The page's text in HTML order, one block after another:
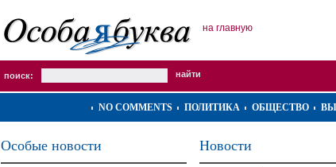
на главную
поиск:
NO COMMENTS ПОЛИТИКА ОБЩЕСТВО
Особые новости Новости